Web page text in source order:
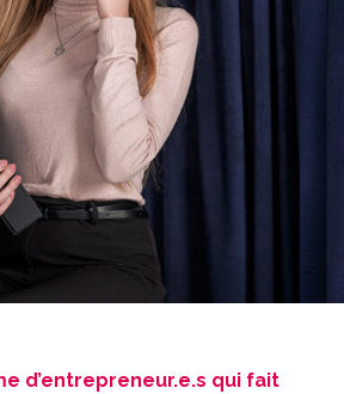
d’entrepreneur.e.s qui fait